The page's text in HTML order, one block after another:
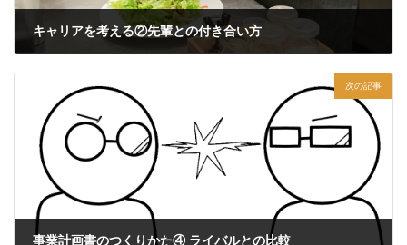
キャリアを考える②先輩との付き合い方
次の記事
事業計画書のつくりかた④ ライバルとの比較